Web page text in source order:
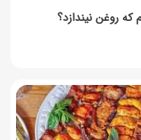
روغن نیندازد؟
+ شماره پشتیبانی